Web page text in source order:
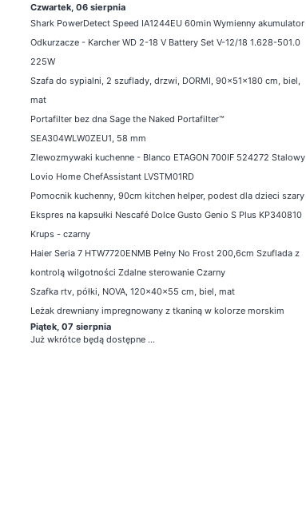
Czwartek, 06 sierpnia
Shark PowerDetect Speed IA1244EU 60min Wymienny akumulator
Odkurzacze - Karcher WD 2-18 V Battery Set V-12/18 1.628-501.0
225W
Szafa do sypialni, 2 szuflady, drzwi, DORMI, 90x51x180 cm, biel,
mat
Portafilter bez dna Sage the Naked Portafilter™
SEA304WLW0ZEU1, 58 mm
Zlewozmywaki kuchenne - Blanco ETAGON 700IF 524272 Stalowy
Lovio Home ChefAssistant LVSTM01RD
Pomocnik kuchenny, 90cm kitchen helper, podest dla dzieci szary
Ekspres na kapsułki Nescafé Dolce Gusto Genio S Plus KP340810
Krups - czarny
Haier Seria 7 HTW7720ENMB Pełny No Frost 200,6cm Szuflada z
kontrolą wilgotności Zdalne sterowanie Czarny
Szafka rtv, półki, NOVA, 120x40x55 cm, biel, mat
Leżak drewniany impregnowany z tkaniną w kolorze morskim
Piątek, 07 sierpnia
Już wkrótce będą dostępne ...